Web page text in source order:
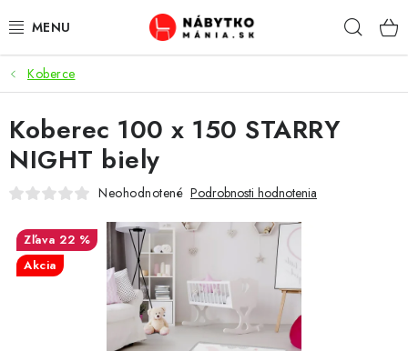
na
VÝPREDAJ
NOVINKY
OBÝVACIA IZBA
SPÁĽŇA
Koberce
Koberec 100 x 150 STARRY
NIGHT biely
Neohodnotené Podrobnosti hodnotenia
22 %
Akcia